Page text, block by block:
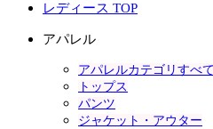
レディース TOP
アパレル
アパレルカテゴリすべて
トップス
パンツ
ジャケット・アウター